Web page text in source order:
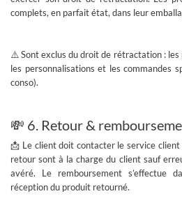
complets, en parfait état, dans leur
⚠️ Sont exclus du droit de rétractation : les
les personnalisations et les commandes
conso).
💸 6. Retour &
📩 Le client doit contacter le service
retour sont à la charge du client sauf
avéré. Le remboursement s’effectue
réception du produit retourné.